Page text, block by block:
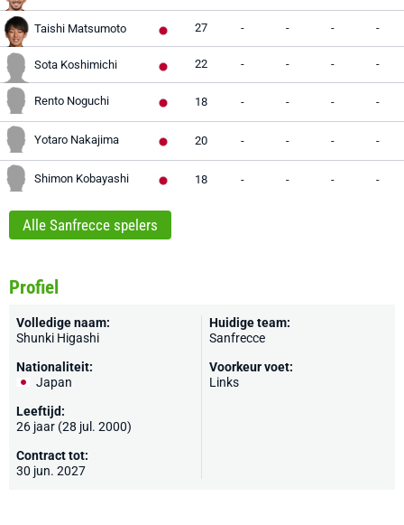
Taishi Matsumoto 27 - - - -
Sota Koshimichi 22 - - - -
Rento Noguchi 18 - - - -
Yotaro Nakajima 20 - - - -
Shimon Kobayashi 18 - - - -
Alle Sanfrecce spelers
Profiel
Volledige naam:
Shunki Higashi
Nationaliteit:
Japan
Leeftijd:
26 jaar (28 jul. 2000)
Contract tot:
30 jun. 2027
Huidige team:
Sanfrecce
Voorkeur voet:
Links